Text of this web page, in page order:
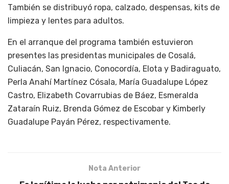
También se distribuyó ropa, calzado, despensas, kits de
limpieza y lentes para adultos.
En el arranque del programa también estuvieron
presentes las presidentas municipales de Cosalá,
Culiacán, San Ignacio, Conocordía, Elota y Badiraguato,
Perla Anahí Martínez Cósala, María Guadalupe López
Castro, Elizabeth Covarrubias de Báez, Esmeralda
Zataraín Ruiz, Brenda Gómez de Escobar y Kimberly
Guadalupe Payán Pérez, respectivamente.
Nota Anterior